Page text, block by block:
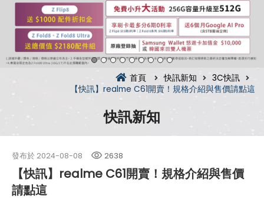
首頁 快訊新知
3C快訊
【快訊】realme C61開賣！規格介紹與售價請點這
快訊新知
發布於 2024-08-08 2638
【快訊】realme C61開賣！規格介紹與售價
請點這